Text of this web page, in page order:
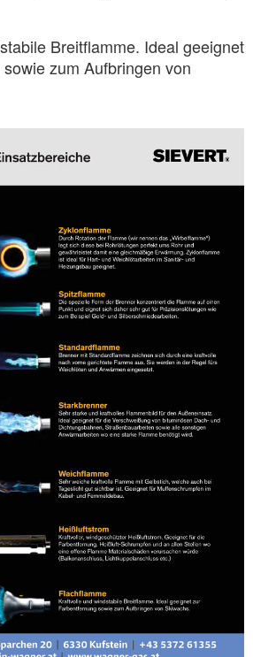
Breitflamme. Ideal geeignet
zum Aufbringen von